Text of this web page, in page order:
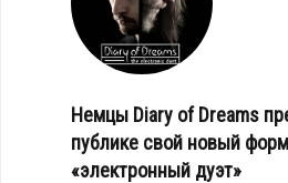
Немцы Diary of Dreams
публике свой новый
«электронный дуэт»